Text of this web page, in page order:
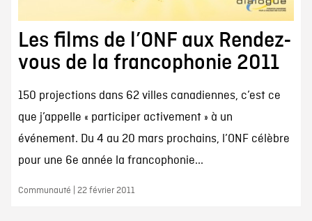
Les films de l’ONF aux Rendez-
vous de la francophonie 2011
150 projections dans 62 villes canadiennes, c’est ce
que j’appelle « participer activement » à un
événement. Du 4 au 20 mars prochains, l’ONF célèbre
pour une 6e année la francophonie...
Communauté | 22 février 2011